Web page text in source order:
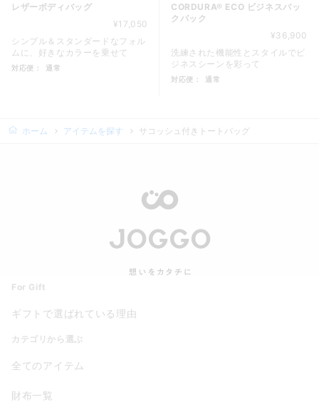
レザーボディバッグ
¥17,050
シンプル＆スタンダードなフォル
ムに、好きなカラーを乗せて
対応便： 通常
CORDURA® ECO ビジネスバッ
クパック
¥36,900
洗練された機能性とスタイルでビ
ジネスシーンを彩って
対応便： 通常
ホーム アイテムを探す サコッシュ付きトートバッグ
For Gift
ギフトで選ばれている理由
カテゴリから選ぶ
全てのアイテム
財布一覧